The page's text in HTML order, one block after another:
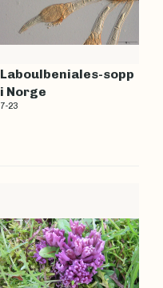
Laboulbeniales-sopp
i Norge
7-23